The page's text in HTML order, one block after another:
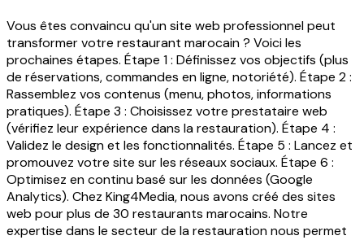
Vous êtes convaincu qu'un site web professionnel peut
transformer votre restaurant marocain ? Voici les
prochaines étapes. Étape 1 : Définissez vos objectifs (plus
de réservations, commandes en ligne, notoriété). Étape 2 :
Rassemblez vos contenus (menu, photos, informations
pratiques). Étape 3 : Choisissez votre prestataire web
(vérifiez leur expérience dans la restauration). Étape 4 :
Validez le design et les fonctionnalités. Étape 5 : Lancez et
promouvez votre site sur les réseaux sociaux. Étape 6 :
Optimisez en continu basé sur les données (Google
Analytics). Chez King4Media, nous avons créé des sites
web pour plus de 30 restaurants marocains. Notre
expertise dans le secteur de la restauration nous permet